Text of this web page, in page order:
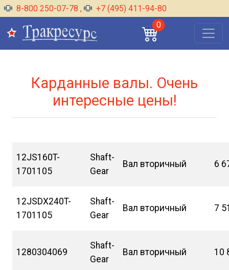
8-800 250-07-78 ,
+7 (495) 411-94-80
0
Карданные валы. Очень
интересные цены!
12JS160T-
1701105
Shaft-
Gear
Вал вторичный 6
12JSDX240T-
1701105
Shaft-
Gear
Вал вторичный 7
1280304069
Shaft-
Gear
Вал вторичный 10